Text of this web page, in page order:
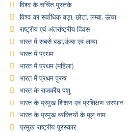
विश्व के चर्चित पुस्तके
विश्व का सर्वाधिक बड़ा, छोटा, लम्बा, ऊंचा
राष्ट्रीय एवं अंतर्राष्ट्रीय दिवस
भारत में सबसे बड़ा,ऊंचा एवं लम्बा
भारत में प्रथम
भारत में प्रथम (महिला)
भारत में प्रथम पुरुष
भारत के राजकीय पशु
भारत के प्रमुख शिक्षण एवं प्रशिक्षण संस्थान
भारत के प्रमुख व्यक्तियों के मूल नाम
प्रमुख राष्ट्रीय पुरस्कार